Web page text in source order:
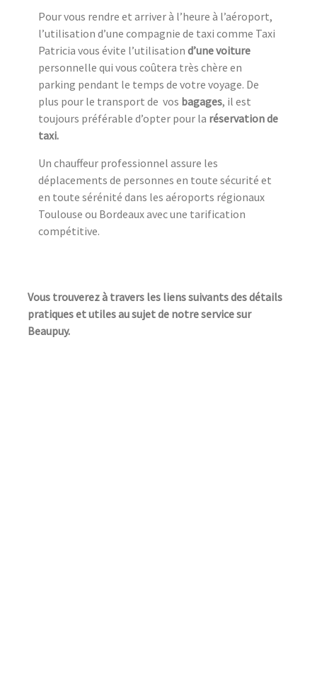
Pour vous rendre et arriver à l’heure à l’aéroport,
l’utilisation d’une compagnie de taxi comme Taxi
Patricia vous évite l’utilisation d’une voiture
personnelle qui vous coûtera très chère en
parking pendant le temps de votre voyage. De
plus pour le transport de vos bagages, il est
toujours préférable d’opter pour la réservation de
taxi.
Un chauffeur professionnel assure les
déplacements de personnes en toute sécurité et
en toute sérénité dans les aéroports régionaux
Toulouse ou Bordeaux avec une tarification
compétitive.
Vous trouverez à travers les liens suivants des détails
pratiques et utiles au sujet de notre service sur
Beaupuy.